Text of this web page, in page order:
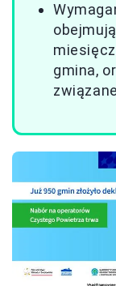
gmina,